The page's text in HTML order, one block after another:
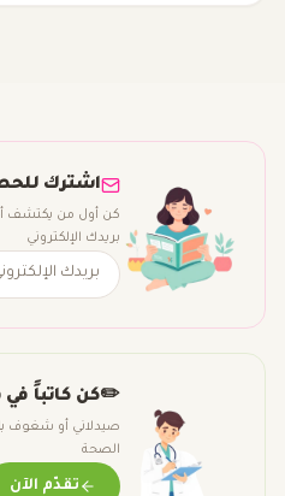
اشترك
كن أول من يكتشف
بريدك الإلكتروني
✏️كن كاتباً في
صيدلاني أو شغوف
الصحة
تقدّم الآن